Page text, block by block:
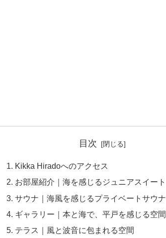
目次
Kikka Hiradoへのアクセス
お部屋紹介｜海を感じるジュニアスイート
サウナ｜海風を感じるプライベートサウナ
ギャラリー｜本と海で、平戸を感じる空間
テラス｜風と波音に包まれる空間